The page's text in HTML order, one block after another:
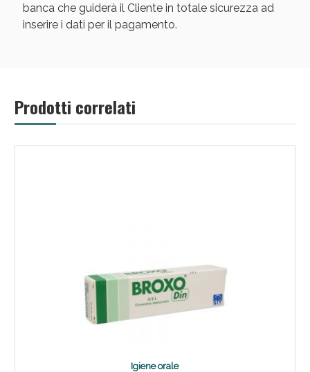
banca che guiderà il Cliente in totale sicurezza ad
inserire i dati per il pagamento.
Prodotti correlati
Igiene orale
Scopri le offerte di Oggi